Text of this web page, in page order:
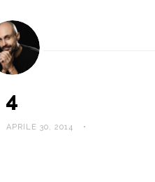
4
APRILE 30, 2014